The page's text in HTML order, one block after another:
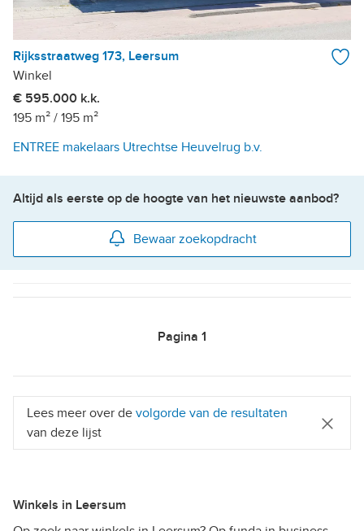
Rijksstraatweg 173, Leersum
Winkel
€ 595.000 k.k.
195 m² / 195 m²
ENTREE makelaars Utrechtse Heuvelrug b.v.
Altijd als eerste op de hoogte van het nieuwste aanbod?
Bewaar zoekopdracht
Pagina 1
Lees meer over de volgorde van de resultaten
van deze lijst
Winkels in Leersum